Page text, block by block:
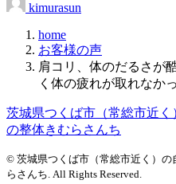
kimurasun
home
お客様の声
肩コリ、体のだるさが
く体の疲れが取れなか
茨城県つくば市（常総市近
の整体きむらさんち
© 茨城県つくば市（常総市近く）
らさんち. All Rights Reserved.